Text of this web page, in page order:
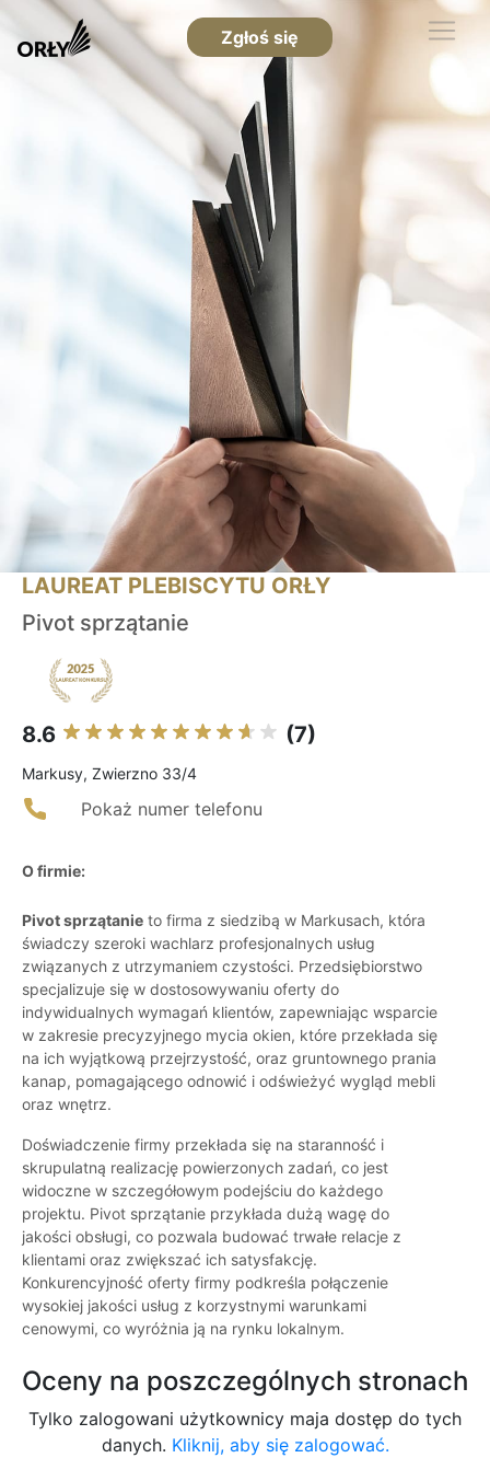
Zgłoś się
LAUREAT PLEBISCYTU ORŁY
Pivot sprzątanie
8.6 (7)
Markusy, Zwierzno 33/4
Pokaż numer telefonu
O firmie:
Pivot sprzątanie to firma z siedzibą w Markusach, która
świadczy szeroki wachlarz profesjonalnych usług
związanych z utrzymaniem czystości. Przedsiębiorstwo
specjalizuje się w dostosowywaniu oferty do
indywidualnych wymagań klientów, zapewniając wsparcie
w zakresie precyzyjnego mycia okien, które przekłada się
na ich wyjątkową przejrzystość, oraz gruntownego prania
kanap, pomagającego odnowić i odświeżyć wygląd mebli
oraz wnętrz.
Doświadczenie firmy przekłada się na staranność i
skrupulatną realizację powierzonych zadań, co jest
widoczne w szczegółowym podejściu do każdego
projektu. Pivot sprzątanie przykłada dużą wagę do
jakości obsługi, co pozwala budować trwałe relacje z
klientami oraz zwiększać ich satysfakcję.
Konkurencyjność oferty firmy podkreśla połączenie
wysokiej jakości usług z korzystnymi warunkami
cenowymi, co wyróżnia ją na rynku lokalnym.
Oceny na poszczególnych stronach
Tylko zalogowani użytkownicy maja dostęp do tych
danych. Kliknij, aby się zalogować.